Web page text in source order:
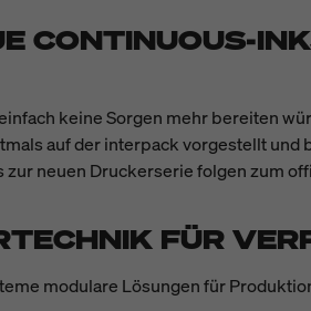
CONTINUOUS-
keine Sorgen mehr bereiten
auf der interpack vorgestellt
neuen Druckerserie folgen zum
FÜR
modulare Lösungen für